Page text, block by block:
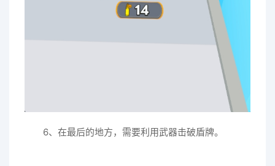
6、在最后的地方，需要利用武器击破盾牌。